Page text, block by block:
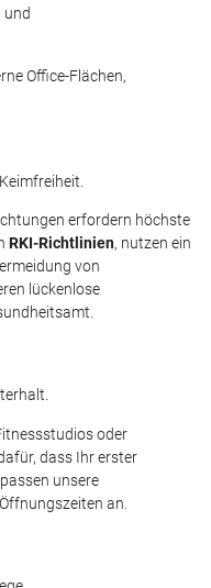
und
Office-Flächen,
erfordern höchste
RKI-Richtlinien, nutzen ein
von
lückenlose
oder
dass Ihr erster
unsere
an.